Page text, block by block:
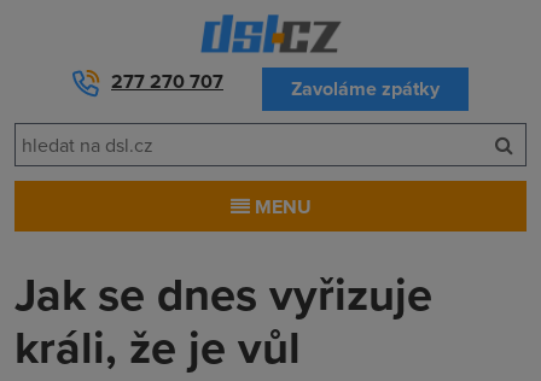
277 270 707 Zavoláme zpátky
MENU
Jak se dnes vyřizuje
králi, že je vůl